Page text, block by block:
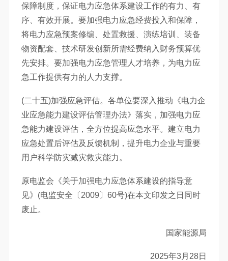
保障制度，保证电力应急体系建设工作的有力、有
序、有效开展。要加强电力应急经费投入和保障，
将电力应急预案修编、处置救援、演练培训、装备
物资配套、技术研发创新所需经费纳入财务预算优
先安排。要加强电力应急管理人才培养，为电力应
急工作提供有力的人力支撑。
(二十五)加强应急评估。各单位要深入推动《电力企
业应急能力建设评估管理办法》落实，加强电力应
急能力建设评估，全方位提高应急水平。建立电力
应急处置后评估及反馈机制，提升电力企业与重要
用户科学防灾减灾救灾能力。
原电监会《关于加强电力应急体系建设的指导意
见》(电监安全〔2009〕60号)在本文印发之日同时
废止。
国家能源局
2025年3月28日